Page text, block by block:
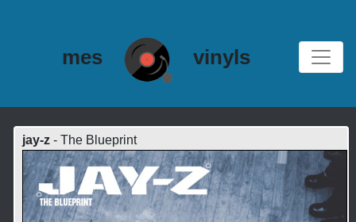
mes vinyls
jay-z- The Blueprint